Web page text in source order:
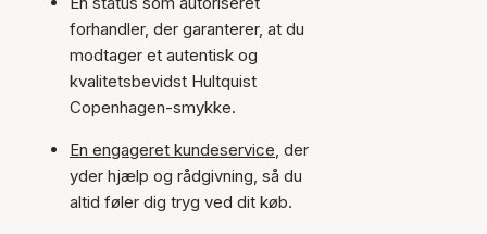
forhandler, der garanterer, at du
modtager et autentisk og
kvalitetsbevidst Hultquist
Copenhagen-smykke.
En engageret kundeservice, der
yder hjælp og rådgivning, så du
altid føler dig tryg ved dit køb.